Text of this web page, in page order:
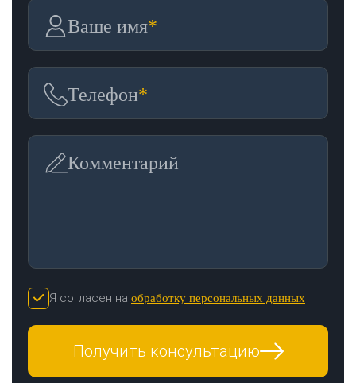
Ваше имя*
Телефон*
Комментарий
Я согласен на обработку персональных данных
Получить консультацию